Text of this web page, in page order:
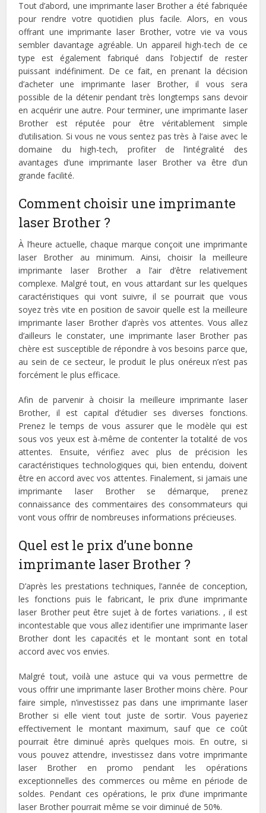
Tout d’abord, une imprimante laser Brother a été fabriquée
pour rendre votre quotidien plus facile. Alors, en vous
offrant une imprimante laser Brother, votre vie va vous
sembler davantage agréable. Un appareil high-tech de ce
type est également fabriqué dans l’objectif de rester
puissant indéfiniment. De ce fait, en prenant la décision
d’acheter une imprimante laser Brother, il vous sera
possible de la détenir pendant très longtemps sans devoir
en acquérir une autre. Pour terminer, une imprimante laser
Brother est réputée pour être véritablement simple
d’utilisation. Si vous ne vous sentez pas très à l’aise avec le
domaine du high-tech, profiter de l’intégralité des
avantages d’une imprimante laser Brother va être d’un
grande facilité.
Comment choisir une imprimante
laser Brother ?
À l’heure actuelle, chaque marque conçoit une imprimante
laser Brother au minimum. Ainsi, choisir la meilleure
imprimante laser Brother a l’air d’être relativement
complexe. Malgré tout, en vous attardant sur les quelques
caractéristiques qui vont suivre, il se pourrait que vous
soyez très vite en position de savoir quelle est la meilleure
imprimante laser Brother d’après vos attentes. Vous allez
d’ailleurs le constater, une imprimante laser Brother pas
chère est susceptible de répondre à vos besoins parce que,
au sein de ce secteur, le produit le plus onéreux n’est pas
forcément le plus efficace.
Afin de parvenir à choisir la meilleure imprimante laser
Brother, il est capital d’étudier ses diverses fonctions.
Prenez le temps de vous assurer que le modèle qui est
sous vos yeux est à-même de contenter la totalité de vos
attentes. Ensuite, vérifiez avec plus de précision les
caractéristiques technologiques qui, bien entendu, doivent
être en accord avec vos attentes. Finalement, si jamais une
imprimante laser Brother se démarque, prenez
connaissance des commentaires des consommateurs qui
vont vous offrir de nombreuses informations précieuses.
Quel est le prix d’une bonne
imprimante laser Brother ?
D’après les prestations techniques, l’année de conception,
les fonctions puis le fabricant, le prix d’une imprimante
laser Brother peut être sujet à de fortes variations. , il est
incontestable que vous allez identifier une imprimante laser
Brother dont les capacités et le montant sont en total
accord avec vos envies.
Malgré tout, voilà une astuce qui va vous permettre de
vous offrir une imprimante laser Brother moins chère. Pour
faire simple, n’investissez pas dans une imprimante laser
Brother si elle vient tout juste de sortir. Vous payeriez
effectivement le montant maximum, sauf que ce coût
pourrait être diminué après quelques mois. En outre, si
vous pouvez attendre, investissez dans votre imprimante
laser Brother en promo pendant les opérations
exceptionnelles des commerces ou même en période de
soldes. Pendant ces opérations, le prix d’une imprimante
laser Brother pourrait même se voir diminué de 50%.